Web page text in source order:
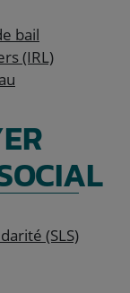
bail
(IRL)
(SLS)